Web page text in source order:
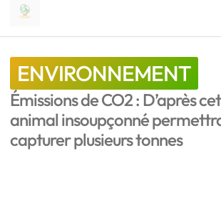
ENVIRONNEMENT
Émissions de CO2 : D’après
animal insoupçonné
capturer plusieurs tonnes